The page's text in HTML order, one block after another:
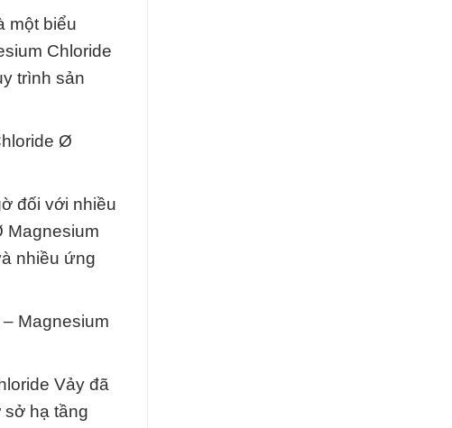
một biểu
Chloride
trình sản
Ø
đối với nhiều
Magnesium
nhiều ứng
Magnesium
Vảy đã
sở hạ tầng